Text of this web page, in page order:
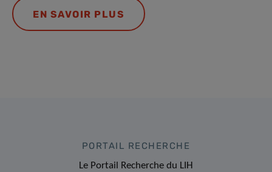
EN SAVOIR PLUS
PORTAIL RECHERCHE
Le Portail Recherche du LIH